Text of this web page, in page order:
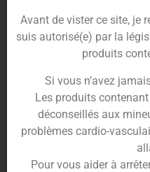
Concentré Peanut Butter
Banana 30ml – Granola Bar –
Yogi
12.90€
Lire la suite
Avant de vister ce site, je
suis autorisé(e) par la
produits
Si vous n’avez
Les produits
déconseillés aux
problèmes cardio-
Pour vous aider à